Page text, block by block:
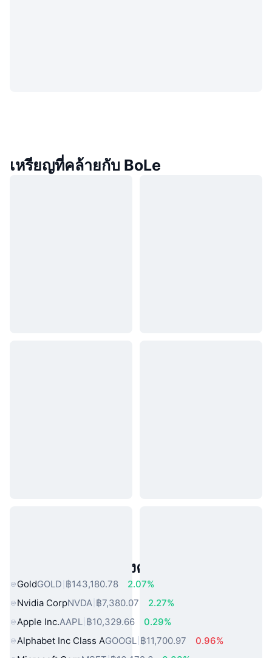
เหรียญที่คล้ายกับ BoLe
สินทรัพย์ในโลกแห่งความจริงยอดนิยม
GoldGOLD ฿143,180.78
2.07%
Nvidia CorpNVDA ฿7,380.07
2.27%
Apple Inc.AAPL ฿10,329.66
0.29%
Alphabet Inc Class AGOOGL ฿11,700.97
0.96%